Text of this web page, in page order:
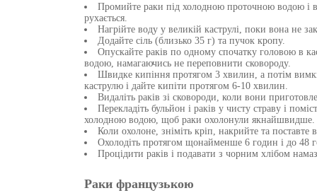
Промийте раки під холодною проточною водою і
рухається.
Нагрійте воду у великій каструлі, поки вона не
Додайте сіль (близько 35 г) та пучок кропу.
Опускайте раків по одному спочатку головою в
водою, намагаючись не переповнити сковороду.
Швидке кипіння протягом 3 хвилин, а потім
каструлю і дайте кипіти протягом 6-10 хвилин.
Видаліть раків зі сковороди, коли вони
Перекладіть бульйон і раків у чисту страву і
холодною водою, щоб раки охолонули якнайшвидше.
Коли охолоне, зніміть кріп, накрийте та поставте
Охолодіть протягом щонайменше 6 годин і до 48
Процідити раків і подавати з чорним хлібом
Раки французькою